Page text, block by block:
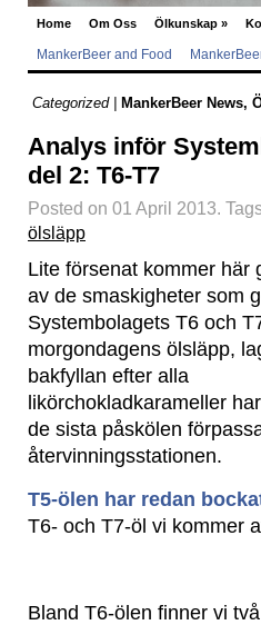
Home Om Oss Ölkunskap »
MankerBeer and Food
Categorized | MankerBeer News,
Analys inför
del 2: T6-T7
Posted on 01 April 2013.
ölsläpp
Lite försenat kommer här
av de smaskigheter som
Systembolagets T6 och
morgondagens ölsläpp,
bakfyllan efter alla
likörchokladkarameller
de sista påskölen
återvinningsstationen.
T5-ölen har redan
T6- och T7-öl vi kommer
Bland T6-ölen finner vi